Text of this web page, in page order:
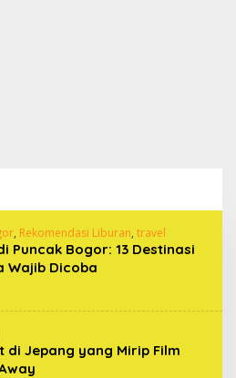
, Rekomendasi Liburan, travel
Puncak Bogor: 13 Destinasi
Wajib Dicoba
di Jepang yang Mirip Film